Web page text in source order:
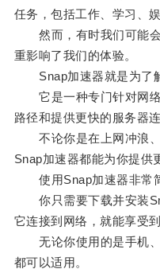
任务，包括工作、学习、娱
然而，有时我们可能会
重影响了我们的体验。
Snap加速器就是为了解
它是一种专门针对网络
路径和提供更快的服务器
不论你是在上网冲浪、
Snap加速器都能为你提供
使用Snap加速器非常简
你只需要下载并安装
它连接到网络，就能享受
无论你使用的是手机、
都可以适用。